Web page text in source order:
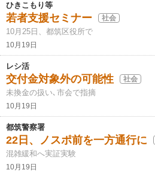
ひきこもり等
若者支援セミナー 社会
10月25日、都筑区役所で
10月19日
レシ活
交付金対象外の可能性 社会
未換金の扱い､市会で指摘
10月19日
都筑警察署
22日、ノスポ前を一方通行に
混雑緩和へ実証実験
10月19日